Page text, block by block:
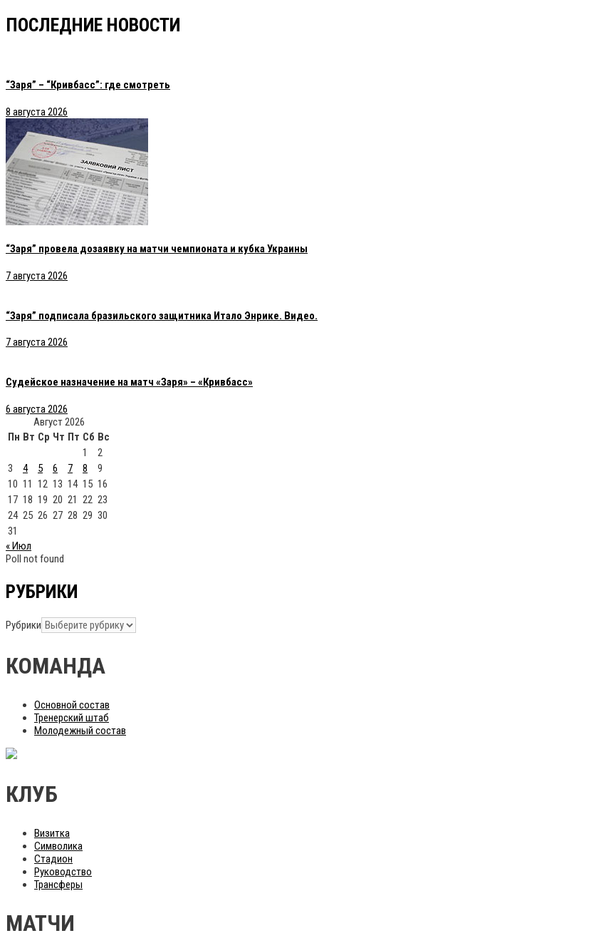
ПОСЛЕДНИЕ НОВОСТИ
“Заря” – “Кривбасс”: где смотреть
8 августа 2026
“Заря” провела дозаявку на матчи чемпионата и кубка Украины
7 августа 2026
“Заря” подписала бразильского защитника Итало Энрике. Видео.
7 августа 2026
Судейское назначение на матч «Заря» – «Кривбасс»
6 августа 2026
Август 2026
Пн Вт Ср Чт Пт Сб Вс
1
2
3
4 5 6 7 8
9
10 11 12 13 14 15 16
17 18 19 20 21 22 23
24 25 26 27 28 29 30
31
« Июл
Poll not found
РУБРИКИ
Рубрики
КОМАНДА
Основной состав
Тренерский штаб
Молодежный состав
КЛУБ
Визитка
Символика
Стадион
Руководство
Трансферы
МАТЧИ